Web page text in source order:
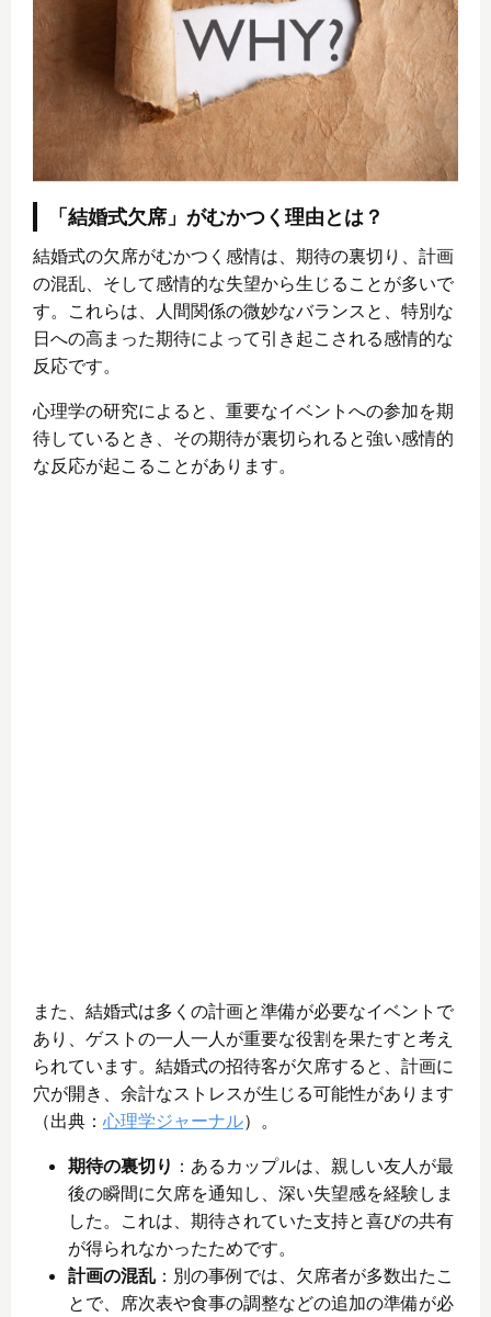
「結婚式欠席」がむかつく理由とは？
結婚式の欠席がむかつく感情は、期待の裏切り、計画
の混乱、そして感情的な失望から生じることが多いで
す。これらは、人間関係の微妙なバランスと、特別な
日への高まった期待によって引き起こされる感情的な
反応です。
心理学の研究によると、重要なイベントへの参加を期
待しているとき、その期待が裏切られると強い感情的
な反応が起こることがあります。
また、結婚式は多くの計画と準備が必要なイベントで
あり、ゲストの一人一人が重要な役割を果たすと考え
られています。結婚式の招待客が欠席すると、計画に
穴が開き、余計なストレスが生じる可能性があります
（出典： 心理学ジャーナル）。
期待の裏切り ：あるカップルは、親しい友人が最
後の瞬間に欠席を通知し、深い失望感を経験しま
した。これは、期待されていた支持と喜びの共有
が得られなかったためです。
計画の混乱 ：別の事例では、欠席者が多数出たこ
とで、席次表や食事の調整などの追加の準備が必